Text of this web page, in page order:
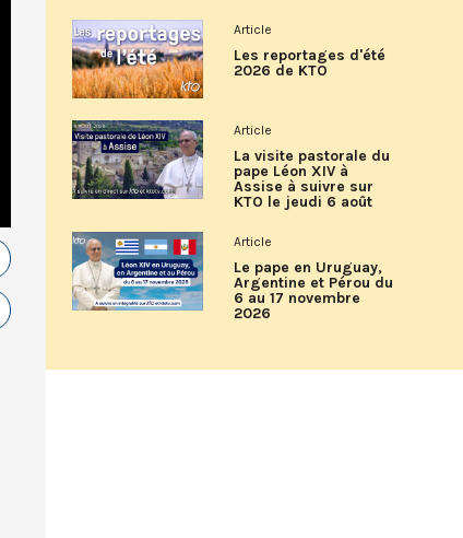
Article
Les reportages d'été
2026 de KTO
Article
La visite pastorale du
pape Léon XIV à
Assise à suivre sur
KTO le jeudi 6 août
Article
Le pape en Uruguay,
Argentine et Pérou du
6 au 17 novembre
2026